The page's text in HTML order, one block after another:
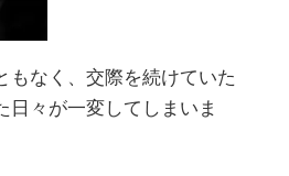
もなく、交際を続けていた
々が一変してしまいま